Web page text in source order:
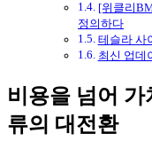
[위클리
정의하다
테슬라 사
최신 업데
비용을 넘어
류의 대전환